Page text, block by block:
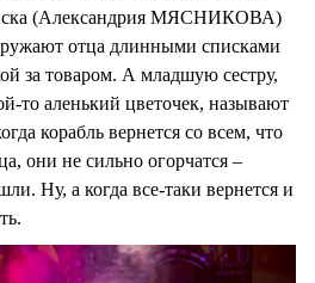
(Александрия МЯСНИКОВА)
отца длинными списками
за товаром. А младшую сестру,
то аленький цветочек, называют
корабль вернется со всем, что
они не сильно огорчатся –
Ну, а когда все-таки вернется и